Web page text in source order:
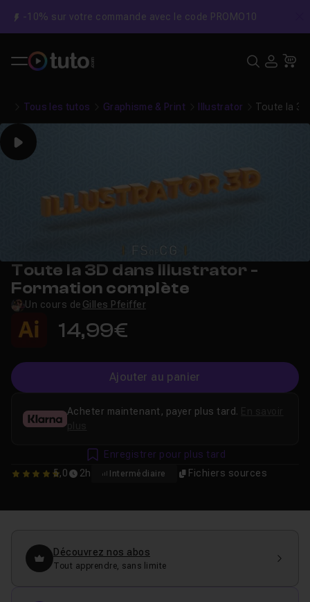
-10% sur votre commande avec le code PROMO10
Tous les tutos Graphisme & Print Illustrator Toute la
Play
Toute la 3D dans Illustrator -
Formation complète
Un cours de Gilles Pfeiffer
14,99€
Ajouter au panier
5 5,0 2h Intermédiaire Fichiers sources
Acheter maintenant, payer plus tard.
plus
Enregistrer pour plus tard
Découvrez nos abos
Tout apprendre, sans limite